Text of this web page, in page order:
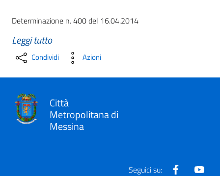
Determinazione n. 400 del 16.04.2014
Leggi tutto
Condividi Azioni
Città
Metropolitana di
Messina
Seguici su: Facebook